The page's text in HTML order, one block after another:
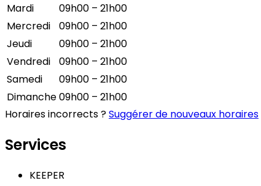
Mardi
09h00 – 21h00
Mercredi
09h00 – 21h00
Jeudi
09h00 – 21h00
Vendredi
09h00 – 21h00
Samedi
09h00 – 21h00
Dimanche09h00 – 21h00
Horaires incorrects ?Suggérer de nouveaux horaires
Services
KEEPER